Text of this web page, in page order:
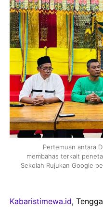
Pertemuan antara
membahas terkait
Sekolah Rujukan Google
Kabaristimewa.id,